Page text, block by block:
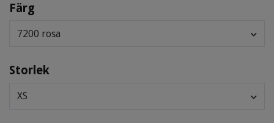
Färg
7200 rosa
Storlek
XS